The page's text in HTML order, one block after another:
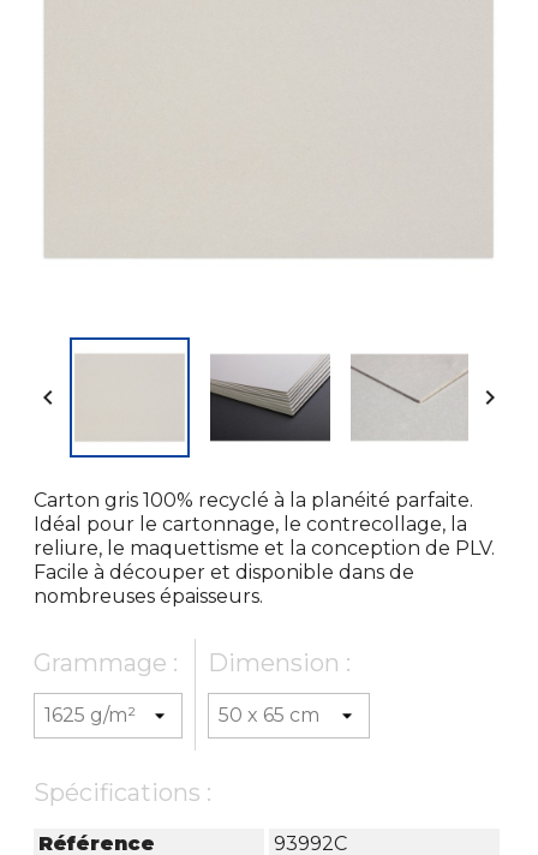
 
Carton gris 100% recyclé à la planéité parfaite.
Idéal pour le cartonnage, le contrecollage, la
reliure, le maquettisme et la conception de PLV.
Facile à découper et disponible dans de
nombreuses épaisseurs.
Grammage : Dimension :
Spécifications :
Référence
93992C